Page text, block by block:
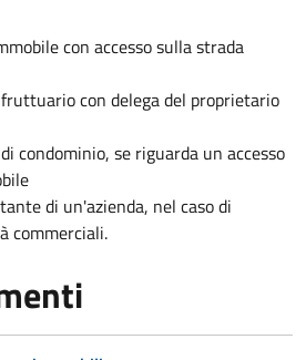
con accesso sulla strada
con delega del proprietario
condominio, se riguarda un accesso
di un'azienda, nel caso di
commerciali.